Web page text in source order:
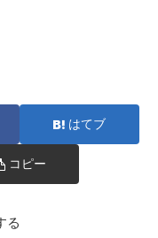
はてブ
コピー
る